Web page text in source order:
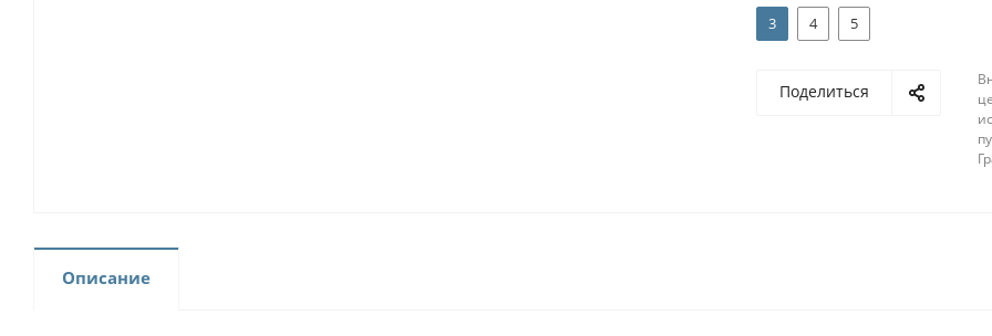
3
4 5
Поделиться
Описание